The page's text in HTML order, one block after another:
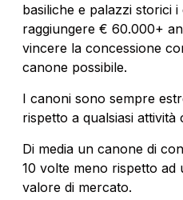
basiliche e palazzi storici
raggiungere € 60.000+
vincere la concessione
canone possibile.
I canoni sono sempre
rispetto a qualsiasi attività
Di media un canone di
10 volte meno rispetto ad
valore di mercato.